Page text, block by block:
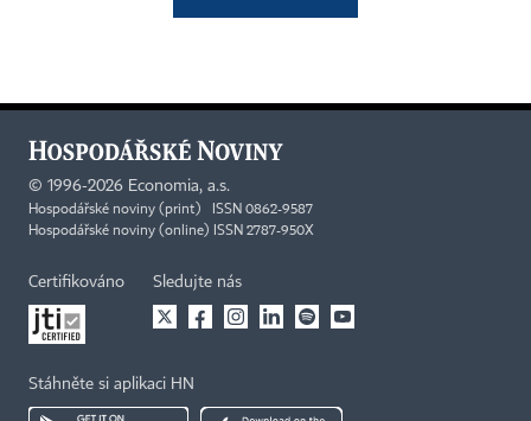
© 1996-2026 Economia, a.s.
Hospodářské noviny (print) ISSN 0862-9587
Hospodářské noviny (online) ISSN 2787-950X
Certifikováno Sledujte nás
Stáhněte si aplikaci HN